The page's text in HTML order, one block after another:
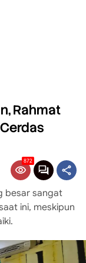
Rahmat
872
besar sangat
ini, meskipun